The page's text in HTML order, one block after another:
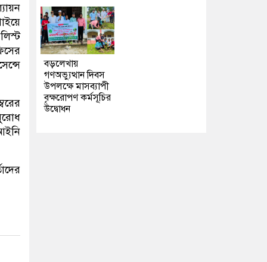
বড়লেখায়
গণঅভ্যুত্থান দিবস
উপলক্ষে মাসব্যাপী
বৃক্ষরোপণ কর্মসূচির
উদ্বোধন